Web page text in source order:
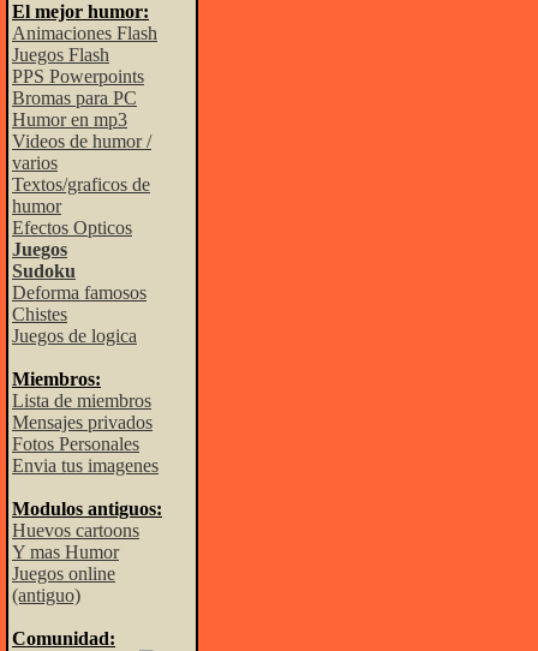
El mejor humor:
Animaciones Flash
Juegos Flash
PPS Powerpoints
Bromas para PC
Humor en mp3
Videos de humor /
varios
Textos/graficos de
humor
Efectos Opticos
Juegos
Sudoku
Deforma famosos
Chistes
Juegos de logica
Miembros:
Lista de miembros
Mensajes privados
Fotos Personales
Envia tus imagenes
Modulos antiguos:
Huevos cartoons
Y mas Humor
Juegos online
(antiguo)
Comunidad: